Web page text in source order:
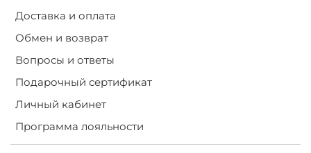
Доставка и оплата
Обмен и возврат
Вопросы и ответы
Подарочный сертификат
Личный кабинет
Программа лояльности